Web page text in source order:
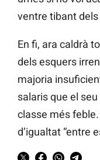
ventre tibant
En fi, ara caldrà
dels esquers
majoria
salaris que el
classe més
d’igualtat “entre